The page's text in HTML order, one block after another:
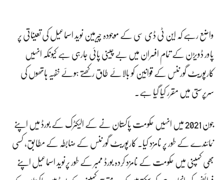
واضع رہے کہ این ٹی ڈی سی کے موجودہ چیرمین نوید اسماعیل کی تعیناتی پر
پاور ڈویڑن کے تمام افسران میں بے چینی پائی جارہی ہے کیونکہ انہیں
کارپوریٹ گورننس کے قوانین کو بالائے طاق رکھتے ہوئے خفیہ ہاتھوں کی
سرپرستی میں مقرر کیا گیا ہے۔
جون 2021 میں انہیں حکومت پاکستان نے کے الیکٹرک کے بورڈ میں اپنے
نمائندے کے طور پر نامزد کیا۔ کارپوریٹ گورننس کے ضابطہ کے مطابق، کسی
بھی کمپنی میں حکومت کے نامزد کردہ بورڈ ممبر کے طور پرنوید اسماعیل اپنے